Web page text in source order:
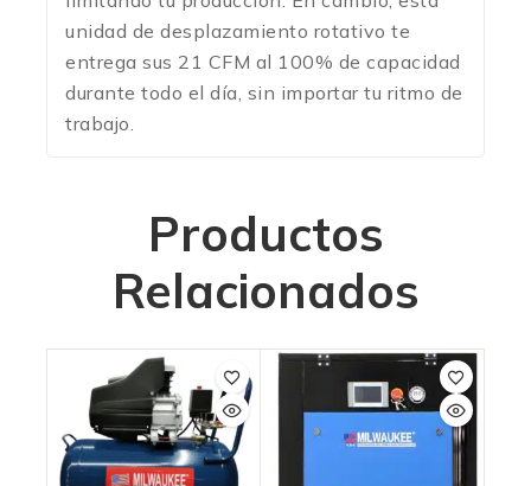
unidad de desplazamiento rotativo te
entrega sus 21 CFM al 100% de capacidad
durante todo el día, sin importar tu ritmo de
trabajo.
Productos
Relacionados